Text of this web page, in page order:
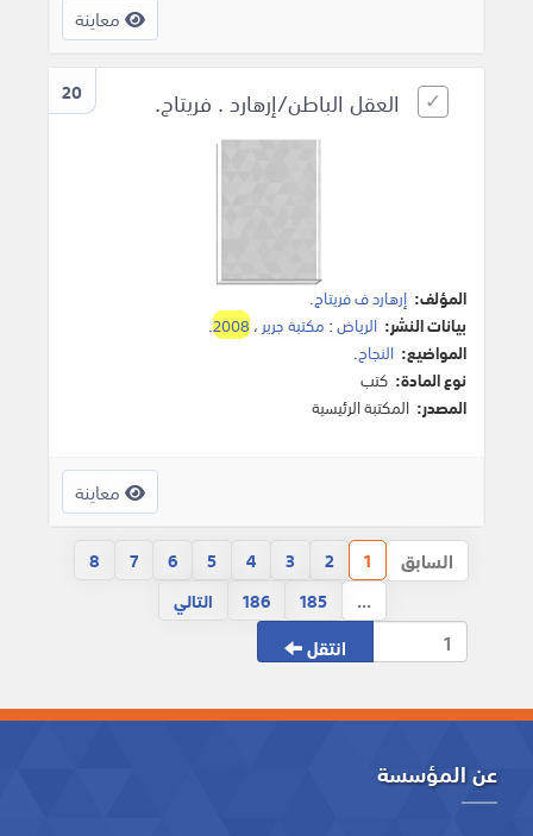
معاينة
20 العقل الباطن/إرهارد . فريتاج.
المؤلف: إرهارد ف فريتاج.
بيانات النشر: الرياض: مكتبة جرير ،2008
.
المواضيع: النجاح.
نوع المادة: كتب
المصدر: المكتبة الرئيسية
معاينة
السابق 1
2
3
4
5
6
7
8
...
185
186 التالي
انتقل
عن المؤسسة